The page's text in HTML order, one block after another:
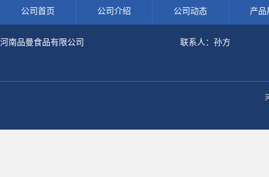
公司首页 公司介绍 公司动态 产品
河南品曼食品有限公司 联系人：孙方